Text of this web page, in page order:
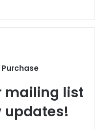
mailing list
updates!